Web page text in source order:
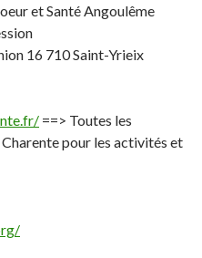
et Santé Angoulême
Expression
16 710 Saint-Yrieix
==> Toutes les
pour les activités et